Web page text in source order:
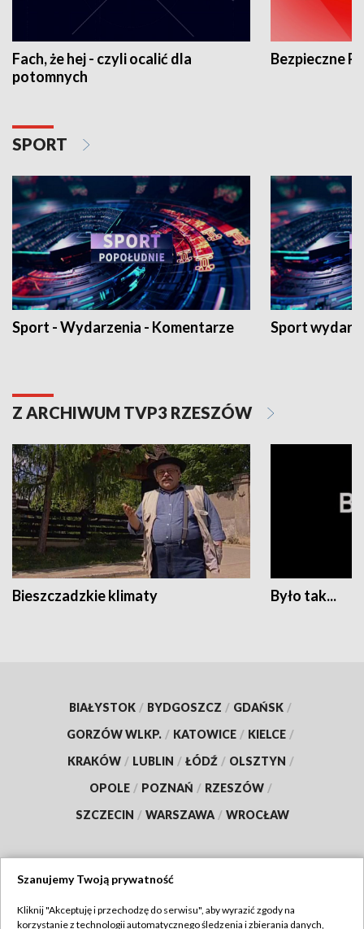
Fach, że hej - czyli ocalić dla
potomnych
Bezpieczne
SPORT
Sport - Wydarzenia - Komentarze Sport
Z ARCHIWUM TVP3 RZESZÓW
Bieszczadzkie klimaty Było tak...
BIAŁYSTOK / BYDGOSZCZ / GDAŃSK /
GORZÓW WLKP. / KATOWICE / KIELCE /
KRAKÓW / LUBLIN / ŁÓDŹ / OLSZTYN /
OPOLE / POZNAŃ / RZESZÓW /
SZCZECIN / WARSZAWA / WROCŁAW
Szanujemy Twoją prywatność
Kliknij "Akceptuję i przechodzę do serwisu", aby wyrazić zgody na
korzystanie z technologii automatycznego śledzenia i zbierania danych,